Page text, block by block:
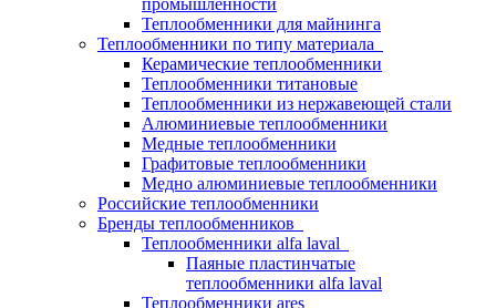
промышленности
Теплообменники для майнинга
Теплообменники по типу материала
Керамические теплообменники
Теплообменники титановые
Теплообменники из нержавеющей стали
Алюминиевые теплообменники
Медные теплообменники
Графитовые теплообменники
Медно алюминиевые теплообменники
Российские теплообменники
Бренды теплообменников
Теплообменники alfa laval
Паяные пластинчатые
теплообменники alfa laval
Теплообменники ares